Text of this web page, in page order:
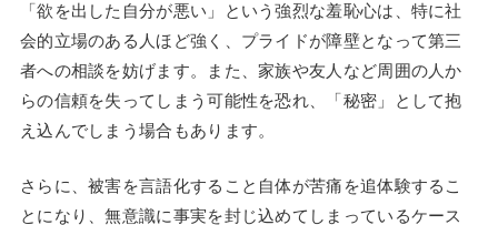
「欲を出した自分が悪い」という強烈な羞恥心は、特に社
会的立場のある人ほど強く、プライドが障壁となって第三
者への相談を妨げます。また、家族や友人など周囲の人か
らの信頼を失ってしまう可能性を恐れ、「秘密」として抱
え込んでしまう場合もあります。
さらに、被害を言語化すること自体が苦痛を追体験するこ
とになり、無意識に事実を封じ込めてしまっているケース